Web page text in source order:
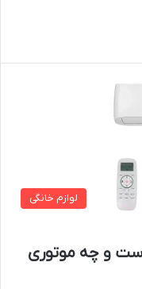
لوازم خانگی
و چه موتوری